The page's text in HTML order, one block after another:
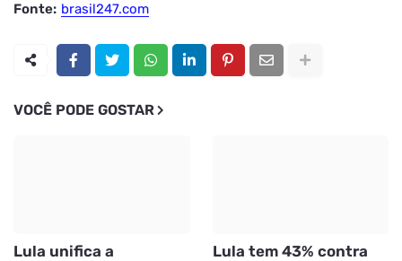
Fonte: brasil247.com
VOCÊ PODE GOSTAR
Lula unifica a
Lula tem 43% contra